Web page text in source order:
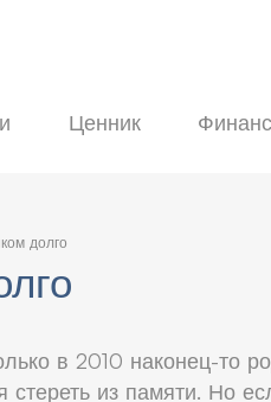
Ценник
долго
в 2010 наконец-то
стереть из памяти. Но